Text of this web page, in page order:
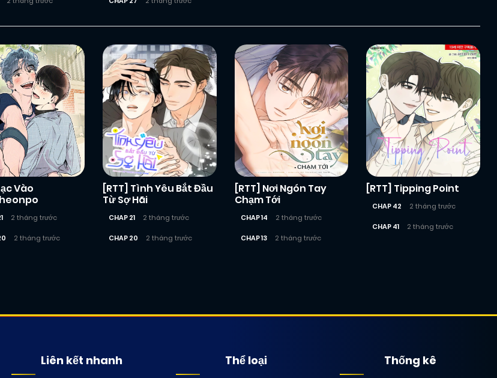
Vào
2 tháng trước
2 tháng trước
[RTT] Tình Yêu Bắt Đầu
Từ Sợ Hãi
CHAP 21 2 tháng trước
CHAP 20 2 tháng trước
[RTT] Nơi Ngón Tay
Chạm Tới
CHAP 14 2 tháng trước
CHAP 13 2 tháng trước
[RTT] Tipping Point
CHAP 42 2 tháng trước
CHAP 41 2 tháng trước
Liên kết nhanh Thể loại Thống kê